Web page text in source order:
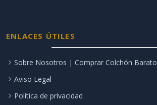
ENLACES ÚTILES
Sobre Nosotros | Comprar Colchón Barato
Aviso Legal
Política de privacidad